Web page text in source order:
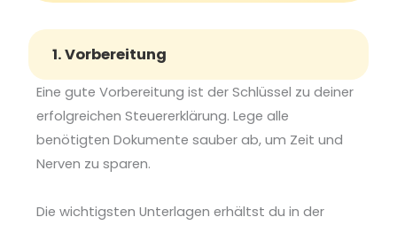
1. Vorbereitung
Eine gute Vorbereitung ist der Schlüssel zu deiner
erfolgreichen Steuererklärung. Lege alle
benötigten Dokumente sauber ab, um Zeit und
Nerven zu sparen.
Die wichtigsten Unterlagen erhältst du in der